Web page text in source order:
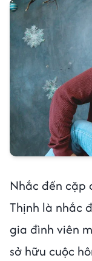
Nhắc đến cặp
Thịnh là nhắc
gia đình viên
sở hữu cuộc